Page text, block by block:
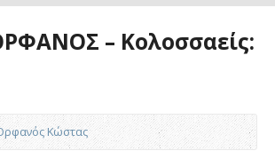
– Κολοσσαείς:
Κώστας